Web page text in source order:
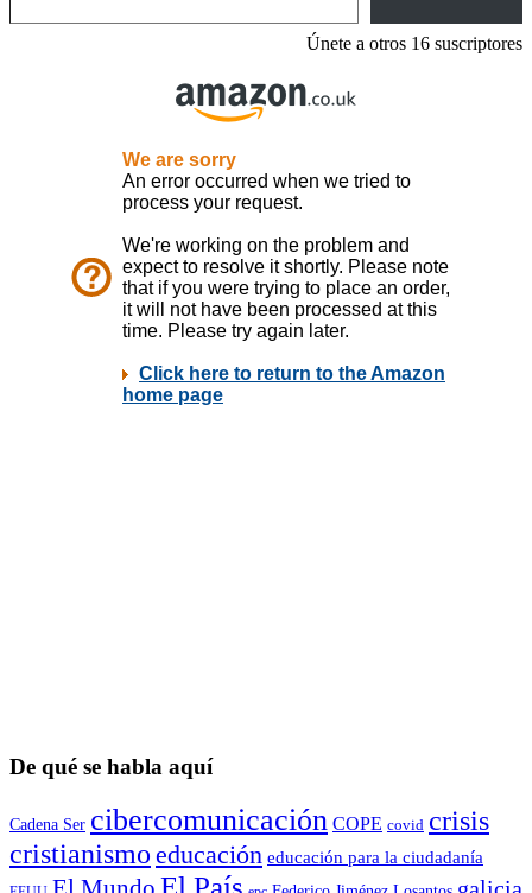
Únete a otros 16 suscriptores
De qué se habla aquí
Cadena Ser cibercomunicación COPE covid crisis
cristianismo educación educación para la ciudadaní­a
El Mundo El País